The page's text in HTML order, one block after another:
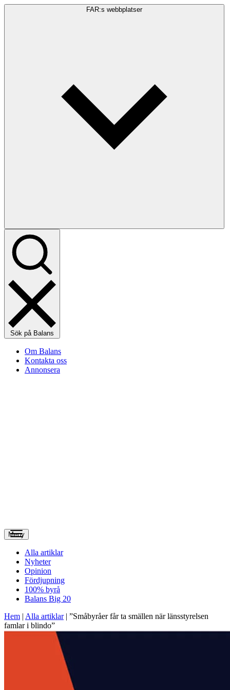
FAR:s webbplatser
Sök på Balans
Om Balans
Kontakta oss
Annonsera
Meny
Alla artiklar
Nyheter
Opinion
Fördjupning
100% byrå
Balans Big 20
Hem | Alla artiklar| ”Småbyråer får ta smällen när länsstyrelsen
famlar i blindo”